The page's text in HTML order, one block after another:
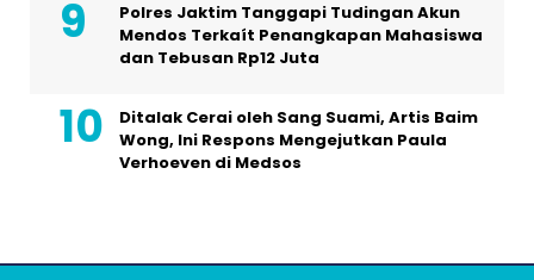
Polres Jaktim Tanggapi Tudingan Akun
Mendos Terkaít Penangkapan Mahasiswa
dan Tebusan Rp12 Juta
Ditalak Cerai oleh Sang Suami, Artis Baim
Wong, Ini Respons Mengejutkan Paula
Verhoeven di Medsos